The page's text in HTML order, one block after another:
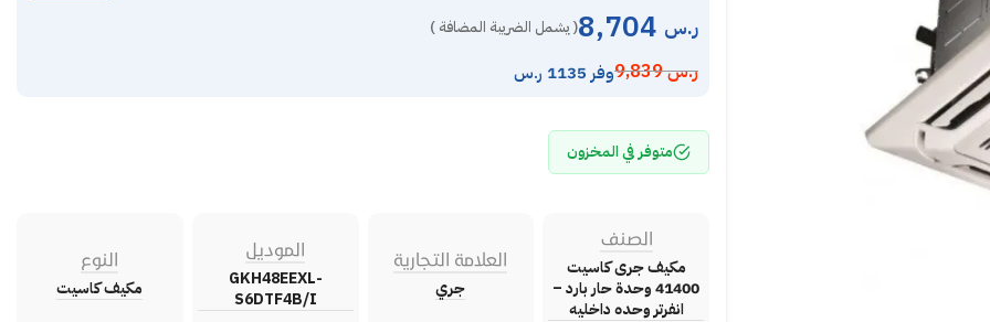
ر.س ( يشمل الضريبة المضافة )
ر.س9,839 وفر 1135 ر.س
متوفر في المخزون
الصنف
مكيف جرى كاسيت
41400 وحدة حار بارد –
انفرتر وحده داخليه
العلامة التجارية
جري
الموديل
GKH48EEXL-
S6DTF4B/I
النوع
مكيف كاسيت